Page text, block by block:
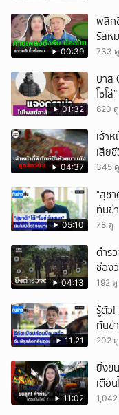
00:39
พลิก
รัลห
733 ดู
01:32
บาส
โซโล่”
620 ดู
04:37
เจ้า
เสีย
345 ดู
05:10
"สุช
ทันข่
78 ดู
04:13
ตำร
ช่อง
192 ดู
11:21
รู้ตัว!
ทันข่
202 ดู
11:02
ยิ่งข
เตือ